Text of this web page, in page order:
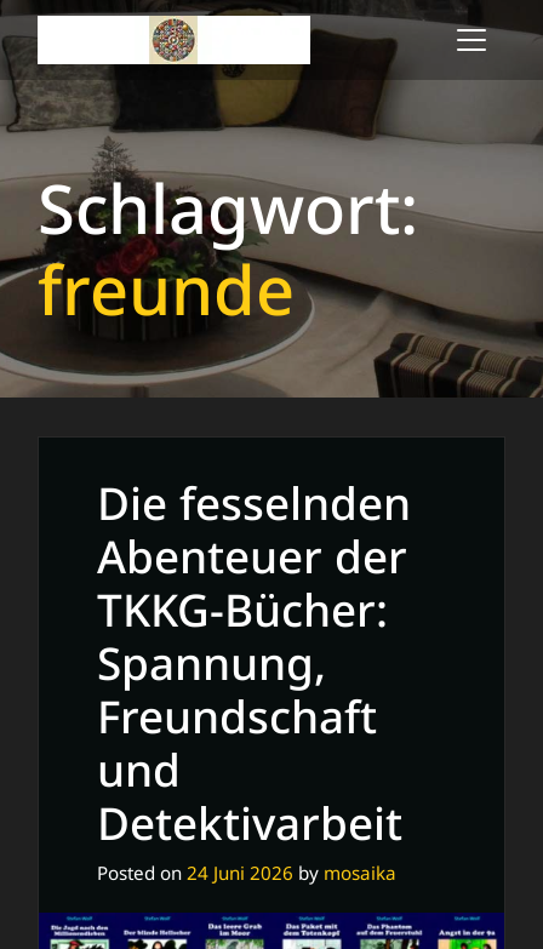
Skip
to
content
Schlagwort:
freunde
Die fesselnden
Abenteuer der
TKKG-Bücher:
Spannung,
Freundschaft
und
Detektivarbeit
Posted on 24 Juni 2026 by mosaika